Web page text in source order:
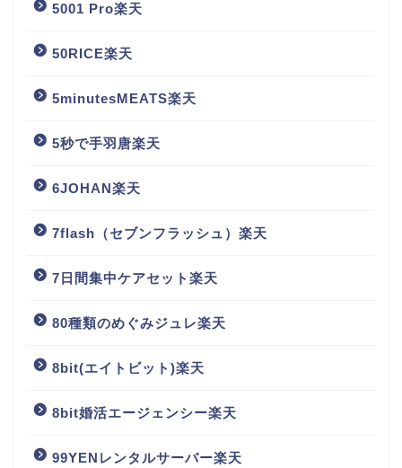
5001 Pro楽天
50RICE楽天
5minutesMEATS楽天
5秒で手羽唐楽天
6JOHAN楽天
7flash（セブンフラッシュ）楽天
7日間集中ケアセット楽天
80種類のめぐみジュレ楽天
8bit(エイトビット)楽天
8bit婚活エージェンシー楽天
99YENレンタルサーバー楽天